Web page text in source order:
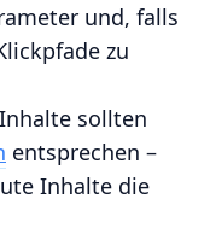
und, falls
zu
sollten
entsprechen –
Inhalte die